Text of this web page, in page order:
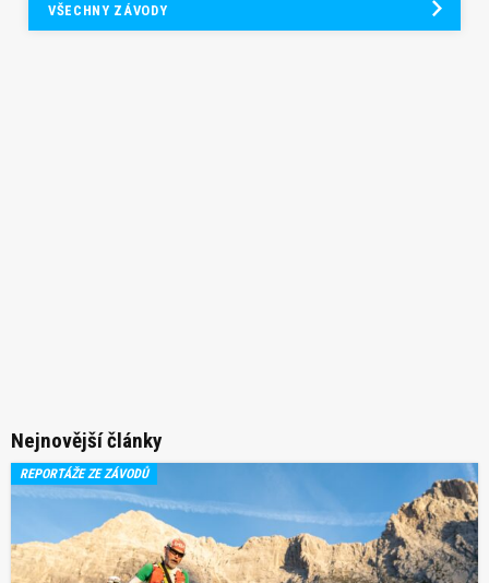
VŠECHNY ZÁVODY
Nejnovější články
REPORTÁŽE ZE ZÁVODŮ